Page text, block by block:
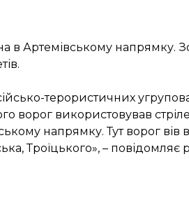
в Артемівському
терористичних
ворог використовував
напрямку. Тут ворог вів
Троїцького», –